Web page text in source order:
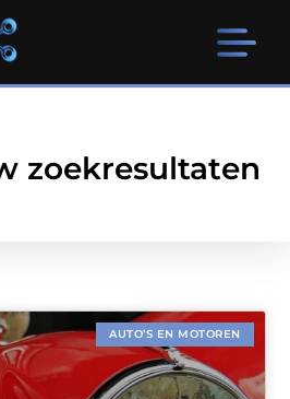
zoekresultaten
AUTO’S EN MOTOREN